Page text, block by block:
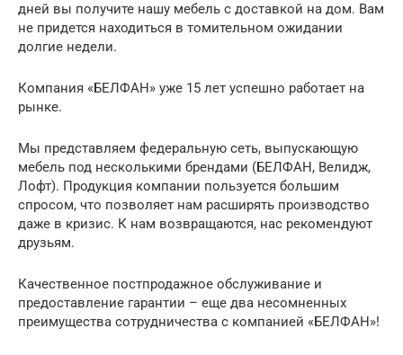
дней вы получите нашу мебель с доставкой на дом. Вам
не придется находиться в томительном ожидании
долгие недели.
Компания «БЕЛФАН» уже 15 лет успешно работает на
рынке.
Мы представляем федеральную сеть, выпускающую
мебель под несколькими брендами (БЕЛФАН, Велидж,
Лофт). Продукция компании пользуется большим
спросом, что позволяет нам расширять производство
даже в кризис. К нам возвращаются, нас рекомендуют
друзьям.
Качественное постпродажное обслуживание и
предоставление гарантии – еще два несомненных
преимущества сотрудничества с компанией «БЕЛФАН»!